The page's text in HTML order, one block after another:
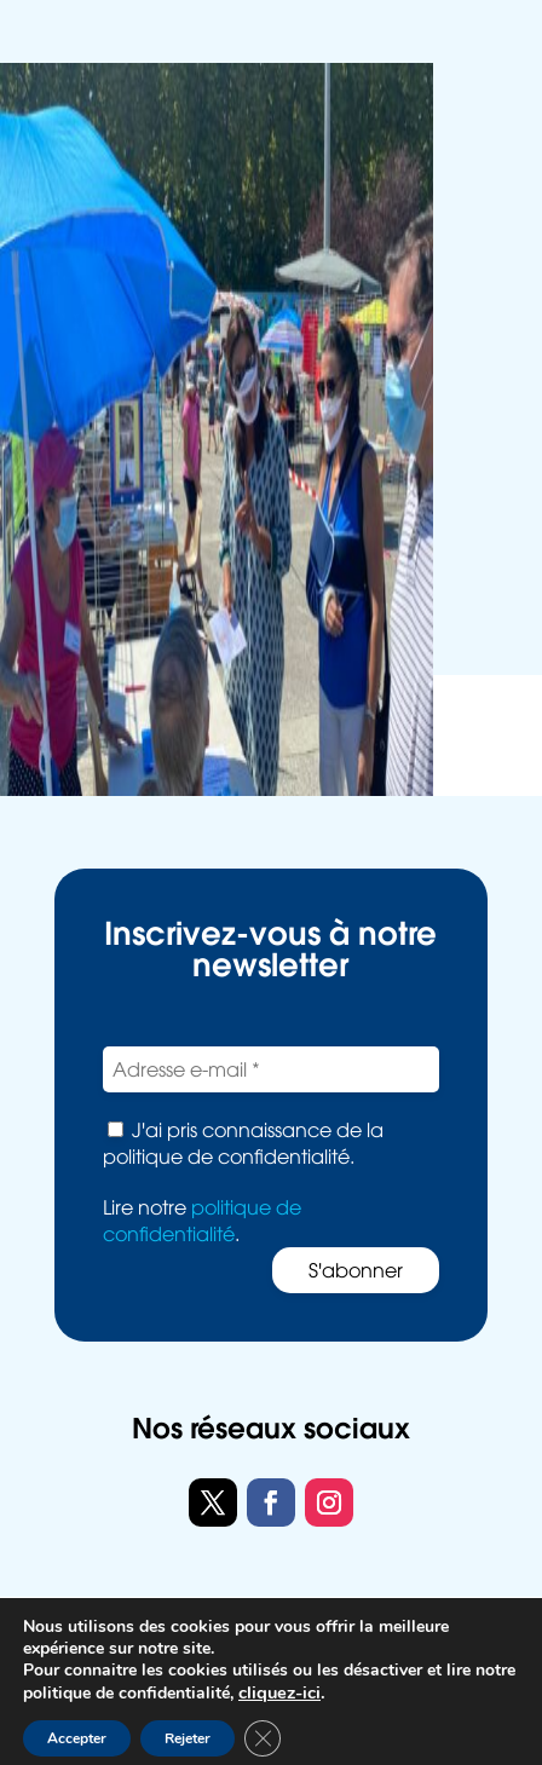
Inscrivez-vous à notre
newsletter
J'ai pris connaissance de la
politique de confidentialité.
Lire notre politique de
confidentialité.
Nos réseaux sociaux
Politique de confidentialité
Mentions légales
Accessibilité
Nous utilisons des cookies pour vous offrir la meilleure
expérience sur notre site.
Pour connaitre les cookies utilisés ou les désactiver et lire notre
politique de confidentialité, cliquez-ici.
Accepter Rejeter Fermer la bannière des cookies